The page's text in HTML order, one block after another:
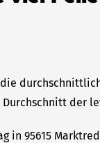
der
in 95615